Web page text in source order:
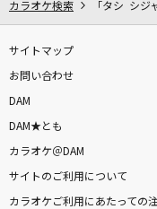
カラオケ検索 「タシ シジ
サイトマップ
お問い合わせ
DAM
DAM★とも
カラオケ＠DAM
サイトのご利用について
カラオケご利用にあたっての